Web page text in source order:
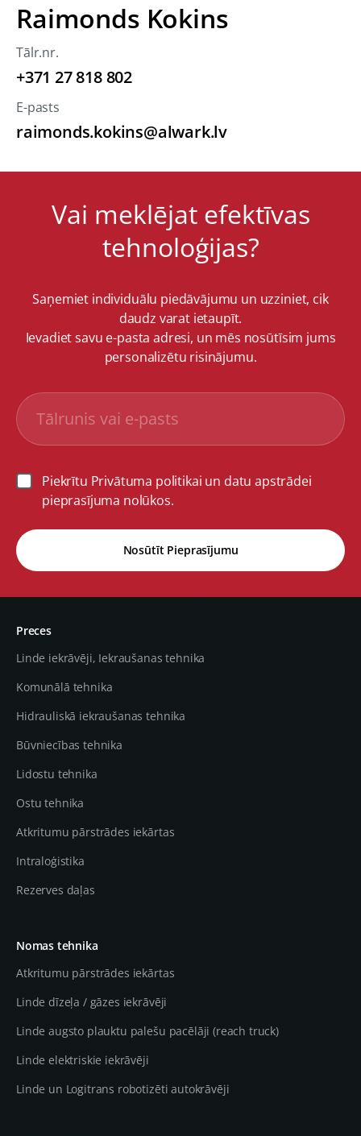
Raimonds Kokins
Tālr.nr.
+371 27 818 802
E-pasts
raimonds.kokins@alwark.lv
Vai meklējat efektīvas
tehnoloģijas?
Saņemiet individuālu piedāvājumu un uzziniet, cik
daudz varat ietaupīt.
Ievadiet savu e-pasta adresi, un mēs nosūtīsim jums
personalizētu risinājumu.
Piekrītu Privātuma politikai un datu apstrādei
pieprasījuma nolūkos.
Nosūtīt Pieprasījumu
Preces
Linde iekrāvēji, Iekraušanas tehnika
Komunālā tehnika
Hidrauliskā iekraušanas tehnika
Būvniecības tehnika
Lidostu tehnika
Ostu tehnika
Atkritumu pārstrādes iekārtas
Intraloģistika
Rezerves daļas
Nomas tehnika
Atkritumu pārstrādes iekārtas
Linde dīzeļa / gāzes iekrāvēji
Linde augsto plauktu palešu pacēlāji (reach truck)
Linde elektriskie iekrāvēji
Linde un Logitrans robotizēti autokrāvēji